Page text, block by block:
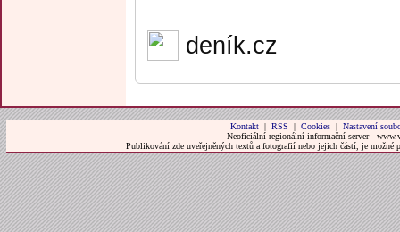
deník.cz
Kontakt| RSS | Cookies| Nastavení
Neoficiální regionální informační server -
Publikování zde uveřejněných textů a fotografií nebo jejich částí, je možné